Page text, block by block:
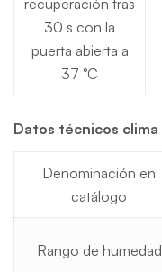
recuperación tras
30 s con la
puerta abierta a
37 °C
Datos técnicos clima
Denominación en
catálogo
Rango de humedad